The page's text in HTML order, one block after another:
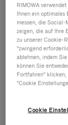
RIMOWA
Ihnen ein optimales
messen, die Social-
zeigen, die auf Ihre
zu unserer Cookie-
"zwingend
ablehnen, indem
können Sie
Fortfahren" klicken,
"Cookie
Cookie